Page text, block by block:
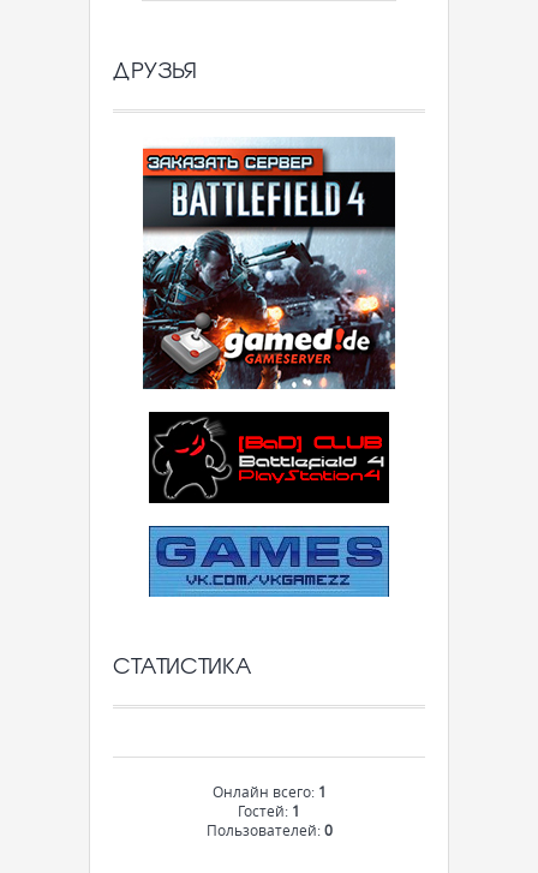
ДРУЗЬЯ
СТАТИСТИКА
Онлайн всего: 1
Гостей: 1
Пользователей:0